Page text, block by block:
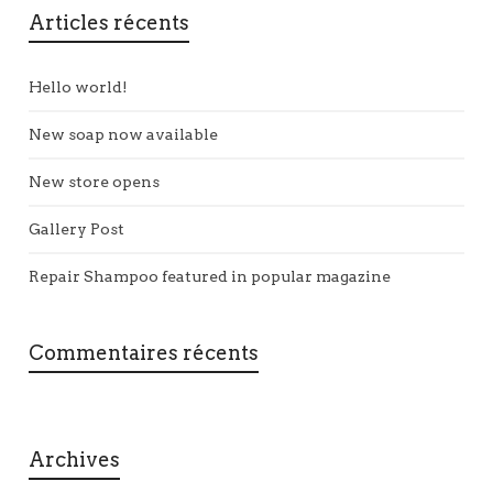
Articles récents
Hello world!
New soap now available
New store opens
Gallery Post
Repair Shampoo featured in popular magazine
Commentaires récents
Archives